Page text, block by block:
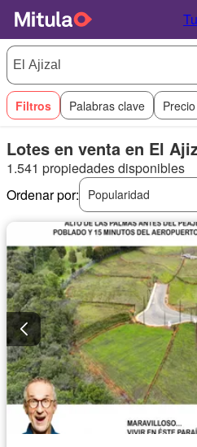
Filtros Palabras clave Precio
Lotes en venta en El
1.541 propiedades disponibles
Ordenar por:
Popularidad